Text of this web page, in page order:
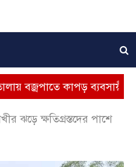
কাপড় ব্যবসায়ীর মৃত্যু
ঝড়ে ক্ষতিগ্রস্তদের পাশে